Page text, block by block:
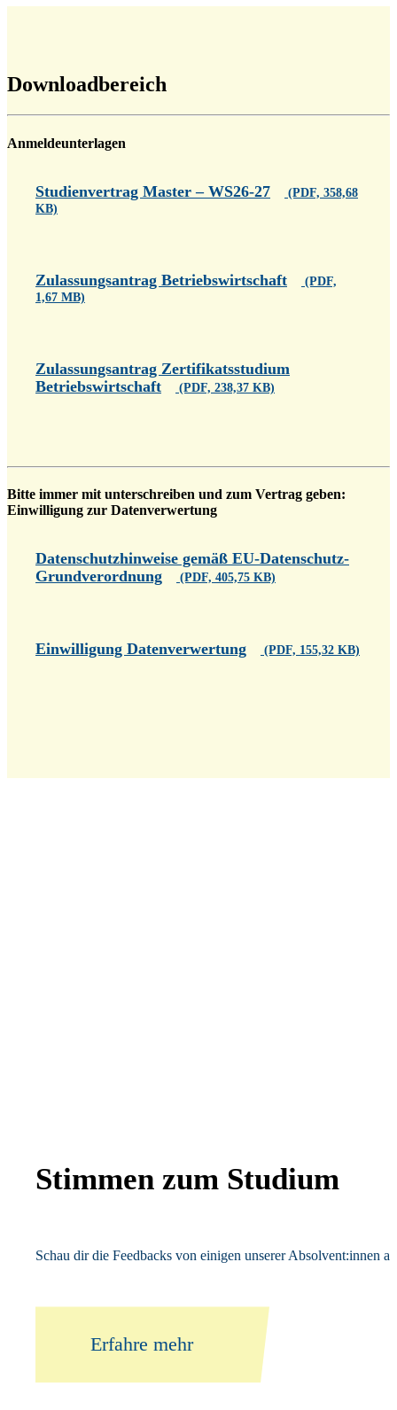
Downloadbereich
Anmeldeunterlagen
Studienvertrag Master – WS26-27
(PDF, 358,68
KB)
Zulassungsantrag Betriebswirtschaft
(PDF,
1,67 MB)
Zulassungsantrag Zertifikatsstudium
Betriebswirtschaft
(PDF, 238,37 KB)
Bitte immer mit unterschreiben und zum Vertrag geben:
Einwilligung zur Datenverwertung
Datenschutzhinweise gemäß EU-Datenschutz-
Grundverordnung
(PDF, 405,75 KB)
Einwilligung Datenverwertung (PDF, 155,32 KB)
Stimmen zum Studium
Schau dir die Feedbacks von einigen unserer Absolvent:innen
Erfahre mehr